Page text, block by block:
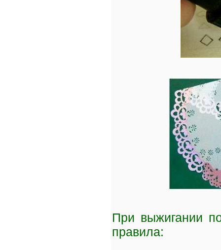
При выжигании
правила: